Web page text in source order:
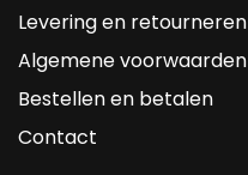
Levering en retourneren
Algemene voorwaarden
Bestellen en betalen
Contact